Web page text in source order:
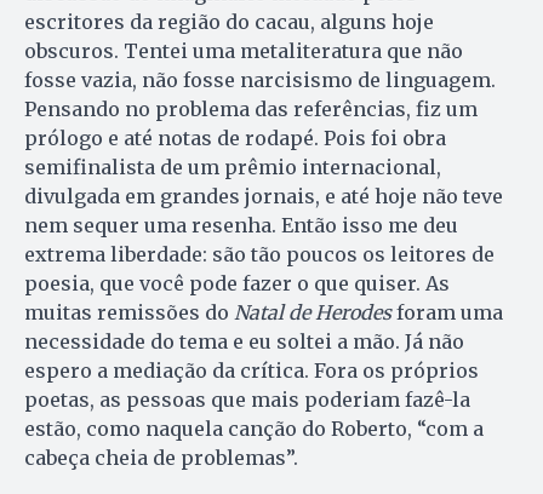
escritores da região do cacau, alguns hoje
obscuros. Tentei uma metaliteratura que não
fosse vazia, não fosse narcisismo de linguagem.
Pensando no problema das referências, fiz um
prólogo e até notas de rodapé. Pois foi obra
semifinalista de um prêmio internacional,
divulgada em grandes jornais, e até hoje não teve
nem sequer uma resenha. Então isso me deu
extrema liberdade: são tão poucos os leitores de
poesia, que você pode fazer o que quiser. As
muitas remissões do Natal de Herodesforam uma
necessidade do tema e eu soltei a mão. Já não
espero a mediação da crítica. Fora os próprios
poetas, as pessoas que mais poderiam fazê-la
estão, como naquela canção do Roberto, “com a
cabeça cheia de problemas”.